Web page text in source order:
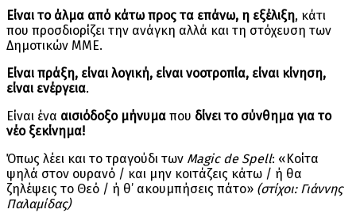
Είναι το άλμα από κάτω προς τα επάνω, η εξέλιξη, κάτι
που προσδιορίζει την ανάγκη αλλά και τη στόχευση των
Δημοτικών ΜΜΕ.
Είναι πράξη, είναι λογική, είναι νοοτροπία, είναι κίνηση,
είναι ενέργεια.
Είναι ένα αισιόδοξο μήνυμα που δίνει το σύνθημα για το
νέο ξεκίνημα!
Όπως λέει και το τραγούδι των Magic de Spell: «Κοίτα
ψηλά στον ουρανό / και μην κοιτάζεις κάτω / ή θα
ζηλέψεις το Θεό / ή θ’ ακουμπήσεις πάτο» (στίχοι: Γιάννης
Παλαμίδας)